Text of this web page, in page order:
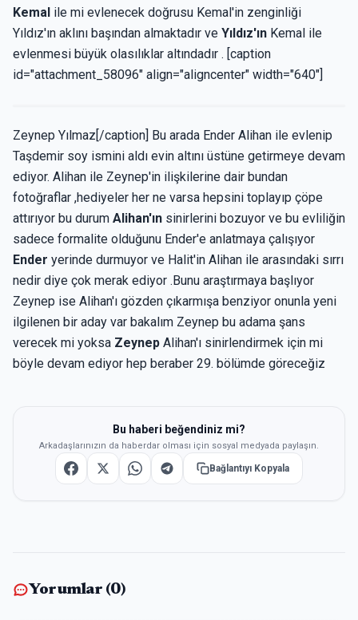
Kemal ile mi evlenecek doğrusu Kemal'in zenginliği
Yıldız'ın aklını başından almaktadır ve Yıldız'ın Kemal ile
evlenmesi büyük olasılıklar altındadır . [caption
id="attachment_58096" align="aligncenter" width="640"]
Zeynep Yılmaz[/caption] Bu arada Ender Alihan ile evlenip
Taşdemir soy ismini aldı evin altını üstüne getirmeye devam
ediyor. Alihan ile Zeynep'in ilişkilerine dair bundan
fotoğraflar ,hediyeler her ne varsa hepsini toplayıp çöpe
attırıyor bu durum Alihan'ın sinirlerini bozuyor ve bu evliliğin
sadece formalite olduğunu Ender'e anlatmaya çalışıyor
Ender yerinde durmuyor ve Halit'in Alihan ile arasındaki sırrı
nedir diye çok merak ediyor .Bunu araştırmaya başlıyor
Zeynep ise Alihan'ı gözden çıkarmışa benziyor onunla yeni
ilgilenen bir aday var bakalım Zeynep bu adama şans
verecek mi yoksa Zeynep Alihan'ı sinirlendirmek için mi
böyle devam ediyor hep beraber 29. bölümde göreceğiz
Bu haberi beğendiniz mi?
Arkadaşlarınızın da haberdar olması için sosyal medyada paylaşın.
Bağlantıyı Kopyala
Yorumlar (0)